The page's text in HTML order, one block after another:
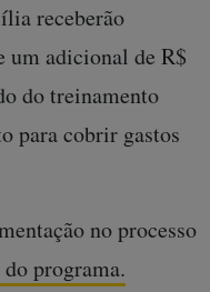
receberão
um adicional de R$
do treinamento
para cobrir gastos
no processo
programa.